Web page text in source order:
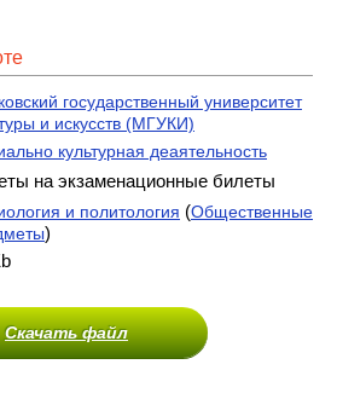
государственный университет
и искусств (МГУКИ)
культурная деаятельность
на экзаменационные билеты
и политология (Общественные
)
Скачать файл